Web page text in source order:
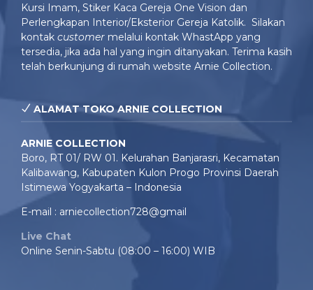
Kursi Imam, Stiker Kaca Gereja One Vision dan
Perlengkapan Interior/Eksterior Gereja Katolik. Silakan
kontak customer melalui kontak WhastApp yang
tersedia, jika ada hal yang ingin ditanyakan. Terima kasih
telah berkunjung di rumah website Arnie Collection.
ALAMAT TOKO ARNIE COLLECTION
ARNIE COLLECTION
Boro, RT 01/ RW 01. Kelurahan Banjarasri, Kecamatan
Kalibawang, Kabupaten Kulon Progo Provinsi Daerah
Istimewa Yogyakarta – Indonesia
E-mail : arniecollection728@gmail
Live Chat
Online Senin-Sabtu (08:00 – 16:00) WIB